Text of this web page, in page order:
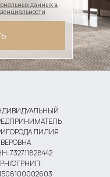
данных в
ЛИЛИЯ
732711828442
ОГРНИП: